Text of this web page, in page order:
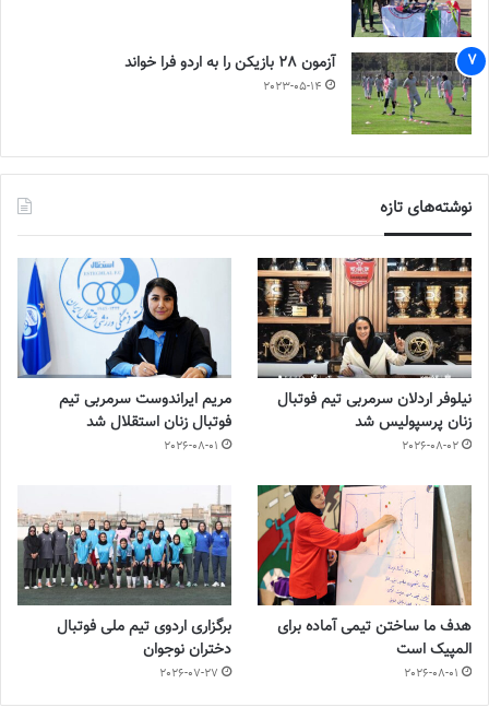
آزمون 28 بازیکن را به اردو فرا خواند
2023-05-14
نوشته‌های تازه
نیلوفر اردلان سرمربی تیم فوتبال
زنان پرسپولیس شد
2026-08-02
مریم ایراندوست سرمربی تیم
فوتبال زنان استقلال شد
2026-08-01
هدف ما ساختن تیمی آماده برای
المپیک است
2026-08-01
برگزاری اردوی تیم ملی فوتبال
دختران نوجوان
2026-07-27